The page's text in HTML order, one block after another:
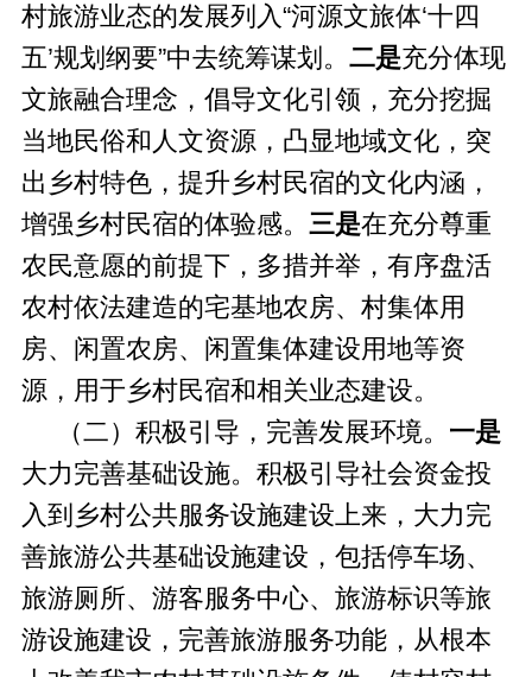
村旅游业态的发展列入“河源文旅体‘十四
五’规划纲要”中去统筹谋划。 二是充分体现
文旅融合理念，倡导文化引领，充分挖掘
当地民俗和人文资源，凸显地域文化，突
出乡村特色，提升乡村民宿的文化内涵，
增强乡村民宿的体验感。 三是在充分尊重
农民意愿的前提下，多措并举，有序盘活
农村依法建造的宅基地农房、村集体用
房、闲置农房、闲置集体建设用地等资
源，用于乡村民宿和相关业态建设。
（二）积极引导，完善发展环境。 一是
大力完善基础设施。积极引导社会资金投
入到乡村公共服务设施建设上来，大力完
善旅游公共基础设施建设，包括停车场、
旅游厕所、游客服务中心、旅游标识等旅
游设施建设，完善旅游服务功能，从根本